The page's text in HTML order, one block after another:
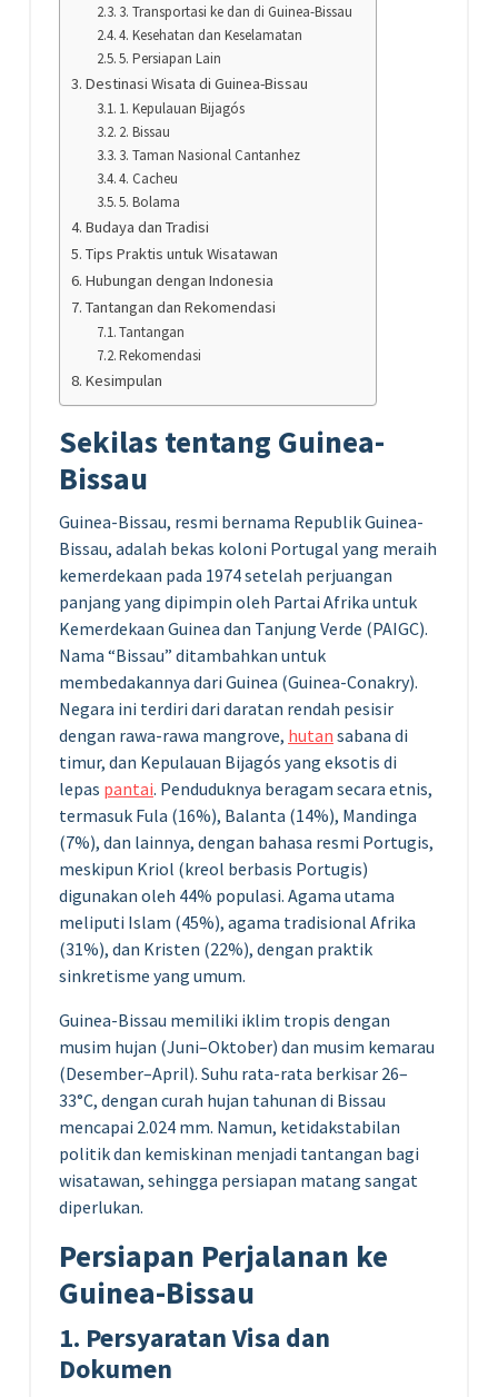
3. Transportasi ke dan di Guinea-Bissau
4. Kesehatan dan Keselamatan
5. Persiapan Lain
Destinasi Wisata di Guinea-Bissau
1. Kepulauan Bijagós
2. Bissau
3. Taman Nasional Cantanhez
4. Cacheu
5. Bolama
Budaya dan Tradisi
Tips Praktis untuk Wisatawan
Hubungan dengan Indonesia
Tantangan dan Rekomendasi
Tantangan
Rekomendasi
Kesimpulan
Sekilas tentang Guinea-
Bissau
Guinea-Bissau, resmi bernama Republik Guinea-
Bissau, adalah bekas koloni Portugal yang meraih
kemerdekaan pada 1974 setelah perjuangan
panjang yang dipimpin oleh Partai Afrika untuk
Kemerdekaan Guinea dan Tanjung Verde (PAIGC).
Nama “Bissau” ditambahkan untuk
membedakannya dari Guinea (Guinea-Conakry).
Negara ini terdiri dari daratan rendah pesisir
dengan rawa-rawa mangrove, hutan sabana di
timur, dan Kepulauan Bijagós yang eksotis di
lepas pantai. Penduduknya beragam secara etnis,
termasuk Fula (16%), Balanta (14%), Mandinga
(7%), dan lainnya, dengan bahasa resmi Portugis,
meskipun Kriol (kreol berbasis Portugis)
digunakan oleh 44% populasi. Agama utama
meliputi Islam (45%), agama tradisional Afrika
(31%), dan Kristen (22%), dengan praktik
sinkretisme yang umum.
Guinea-Bissau memiliki iklim tropis dengan
musim hujan (Juni–Oktober) dan musim kemarau
(Desember–April). Suhu rata-rata berkisar 26–
33°C, dengan curah hujan tahunan di Bissau
mencapai 2.024 mm. Namun, ketidakstabilan
politik dan kemiskinan menjadi tantangan bagi
wisatawan, sehingga persiapan matang sangat
diperlukan.
Persiapan Perjalanan ke
Guinea-Bissau
1. Persyaratan Visa dan
Dokumen